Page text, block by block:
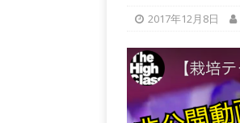
2017年12月8日